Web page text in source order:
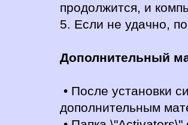
продолжится, и
5. Если не удачно,
Дополнительный
• После установки
дополнительным